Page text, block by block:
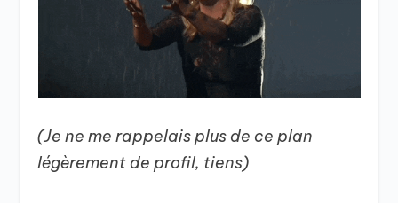
(Je ne me rappelais plus de ce plan
légèrement de profil, tiens)